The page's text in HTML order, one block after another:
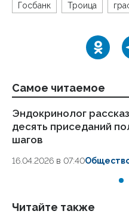
Госбанк Троица
Самое читаемое
Эндокринолог
десять приседаний
шагов
16.04.2026 в 07:40
Читайте также